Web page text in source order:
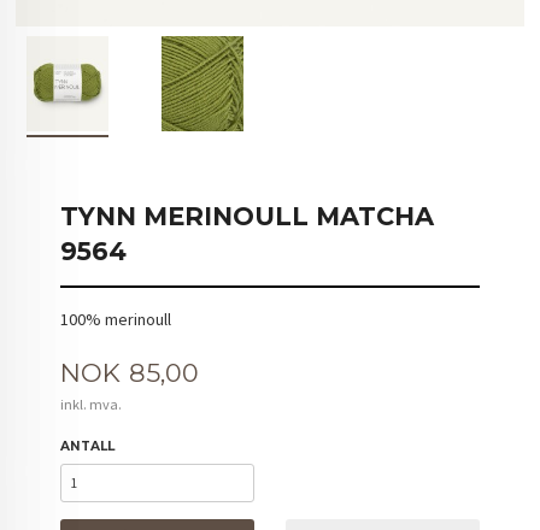
TYNN MERINOULL MATCHA
9564
100% merinoull
Pris
NOK 85,00
inkl. mva.
ANTALL